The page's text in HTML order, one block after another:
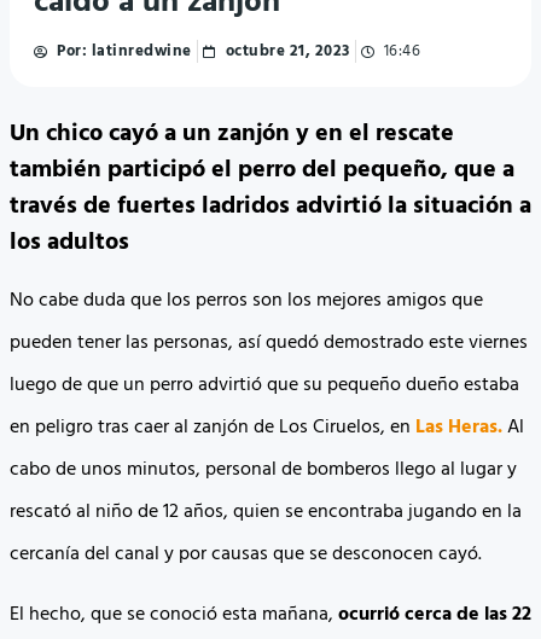
Por: latinredwine octubre 21, 2023 16:46
Un chico cayó a un zanjón y en el rescate
también participó el perro del pequeño, que a
través de fuertes ladridos advirtió la situación a
los adultos
No cabe duda que los perros son los mejores amigos que
pueden tener las personas, así quedó demostrado este viernes
luego de que un perro advirtió que su pequeño dueño estaba
en peligro tras caer al zanjón de Los Ciruelos, en Las Heras.Al
cabo de unos minutos, personal de bomberos llego al lugar y
rescató al niño de 12 años,quien se encontraba jugando en la
cercanía del canal y por causas que se desconocen cayó.
El hecho, que se conoció esta mañana,ocurrió cerca de las 22